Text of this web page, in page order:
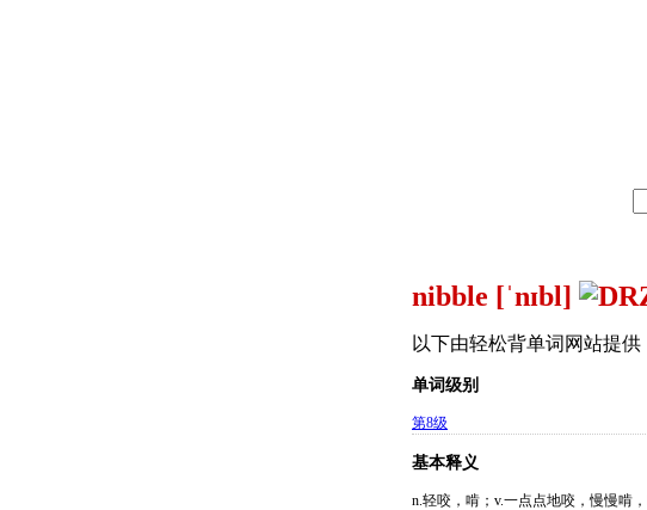
nibble [ˈnɪbl]
以下由轻松背单词网站提供
单词级别
第8级
基本释义
n.轻咬，啃；v.一点点地咬，慢慢啃